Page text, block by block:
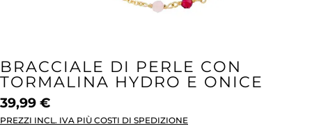
BRACCIALE DI PERLE CON
TORMALINA HYDRO E ONICE
39,99 €
PREZZI INCL. IVA PIÙ COSTI DI SPEDIZIONE